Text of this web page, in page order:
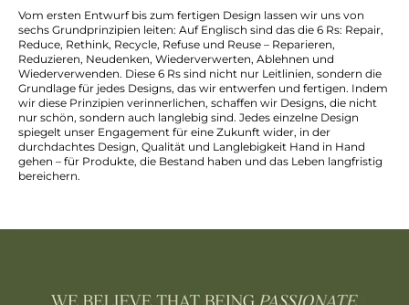
Vom ersten Entwurf bis zum fertigen Design lassen wir uns von
sechs Grundprinzipien leiten: Auf Englisch sind das die 6 Rs: Repair,
Reduce, Rethink, Recycle, Refuse und Reuse – Reparieren,
Reduzieren, Neudenken, Wiederverwerten, Ablehnen und
Wiederverwenden. Diese 6 Rs sind nicht nur Leitlinien, sondern die
Grundlage für jedes Designs, das wir entwerfen und fertigen. Indem
wir diese Prinzipien verinnerlichen, schaffen wir Designs, die nicht
nur schön, sondern auch langlebig sind. Jedes einzelne Design
spiegelt unser Engagement für eine Zukunft wider, in der
durchdachtes Design, Qualität und Langlebigkeit Hand in Hand
gehen – für Produkte, die Bestand haben und das Leben langfristig
bereichern.